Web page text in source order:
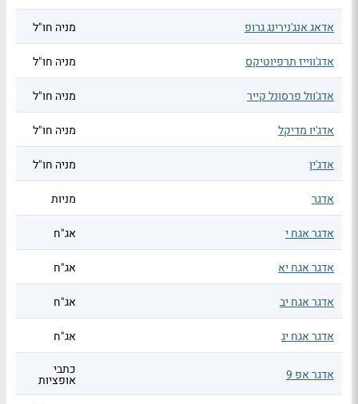
אדאג אנג'נירינג גרופ מניה חו"ל
אדג'ווייז תרפיוטיקס מניה חו"ל
אדג'וול פרסונל קייר מניה חו"ל
אדג'יו מדיקל מניה חו"ל
אדג'ין מניה חו"ל
אדגר מניות
אדגר אגח י אג"ח
אדגר אגח יא אג"ח
אדגר אגח יב אג"ח
אדגר אגח יג אג"ח
אדגר אפ 9 כתבי
אופציות